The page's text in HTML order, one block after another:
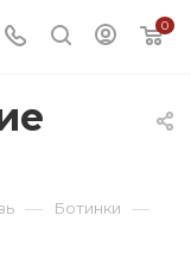
0
— Ботинки —